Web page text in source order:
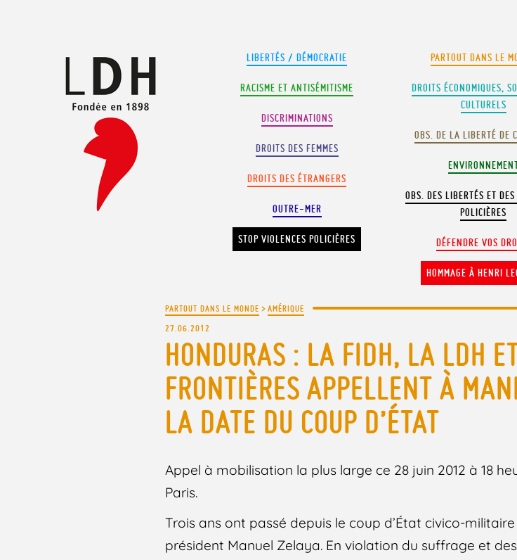
LIBERTÉS / DÉMOCRATIE
RACISME ET ANTISÉMITISME
DISCRIMINATIONS
DROITS DES FEMMES
DROITS DES ÉTRANGERS
OUTRE-MER
STOP VIOLENCES POLICIÈRES
PARTOUT DANS LE
DROITS ÉCONOMIQUES,
CULTURELS
OBS. DE LA LIBERTÉ DE
OBS. DES LIBERTÉS ET DES
POLICIÈRES
DÉFENDRE VOS
HOMMAGE À HENRI
PARTOUT DANS LE MONDE >AMÉRIQUE
27.06.2012
HONDURAS : LA FIDH, LA LDH
FRONTIÈRES APPELLENT À
LA DATE DU COUP D’ÉTAT
Appel à mobilisation la plus large ce 28 juin 2012 à 18
Paris.
Trois ans ont passé depuis le coup d’État civico-
président Manuel Zelaya. En violation du suffrage et